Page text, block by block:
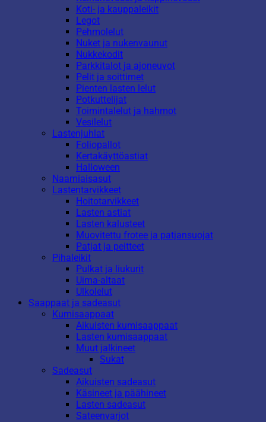
Koti- ja kauppaleikit
Legot
Pehmolelut
Nuket ja nukenvaunut
Nukkekodit
Parkkitalot ja ajoneuvot
Pelit ja soittimet
Pienten lasten lelut
Potkuttelijat
Toimintalelut ja hahmot
Vesilelut
Lastenjuhlat
Foliopallot
Kertakäyttöastiat
Halloween
Naamiaisasut
Lastentarvikkeet
Hoitotarvikkeet
Lasten astiat
Lasten kalusteet
Muovitettu frotee ja patjansuojat
Patjat ja peitteet
Pihaleikit
Pulkat ja liukurit
Uima-altaat
Ulkolelut
Saappaat ja sadeasut
Kumisaappaat
Aikuisten kumisaappaat
Lasten kumisaappaat
Muut jalkineet
Sukat
Sadeasut
Aikuisten sadeasut
Käsineet ja päähineet
Lasten sadeasut
Sateenvarjot